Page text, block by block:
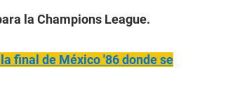
la Champions League.
final de México '86 donde se